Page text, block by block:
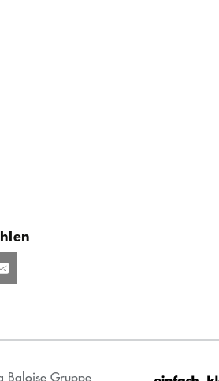
Baloise Gruppe